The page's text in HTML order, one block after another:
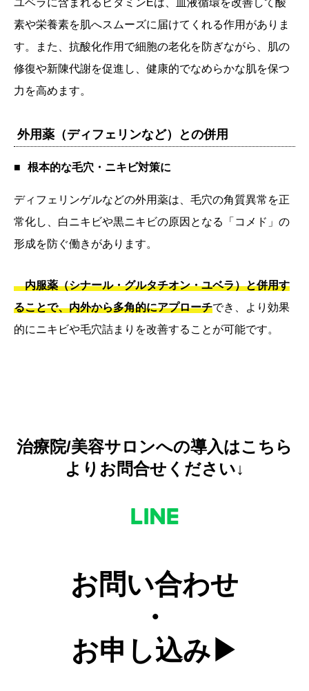
ユベラに含まれるビタミンEは、血液循環を改善して酸
素や栄養素を肌へスムーズに届けてくれる作用がありま
す。また、抗酸化作用で細胞の老化を防ぎながら、肌の
修復や新陳代謝を促進し、健康的でなめらかな肌を保つ
力を高めます。
外用薬（ディフェリンなど）との併用
根本的な毛穴・ニキビ対策に
ディフェリンゲルなどの外用薬は、毛穴の角質異常を正
常化し、白ニキビや黒ニキビの原因となる「コメド」の
形成を防ぐ働きがあります。
内服薬（シナール・グルタチオン・ユベラ）と併用す
ることで、内外から多角的にアプローチでき、より効果
的にニキビや毛穴詰まりを改善することが可能です。
治療院/美容サロンへの導入はこちら
よりお問合せください↓
お問い合わせ
・
お申し込み